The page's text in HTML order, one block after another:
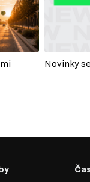
Novinky